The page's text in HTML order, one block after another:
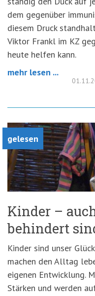
dem gegenüber
diesem Druck
Viktor Frankl im KZ
heute helfen kann.
mehr lesen ...
gelesen
Kinder –
behindert
Kinder sind unser
machen den Alltag
eigenen Entwicklung.
Stärken und werden